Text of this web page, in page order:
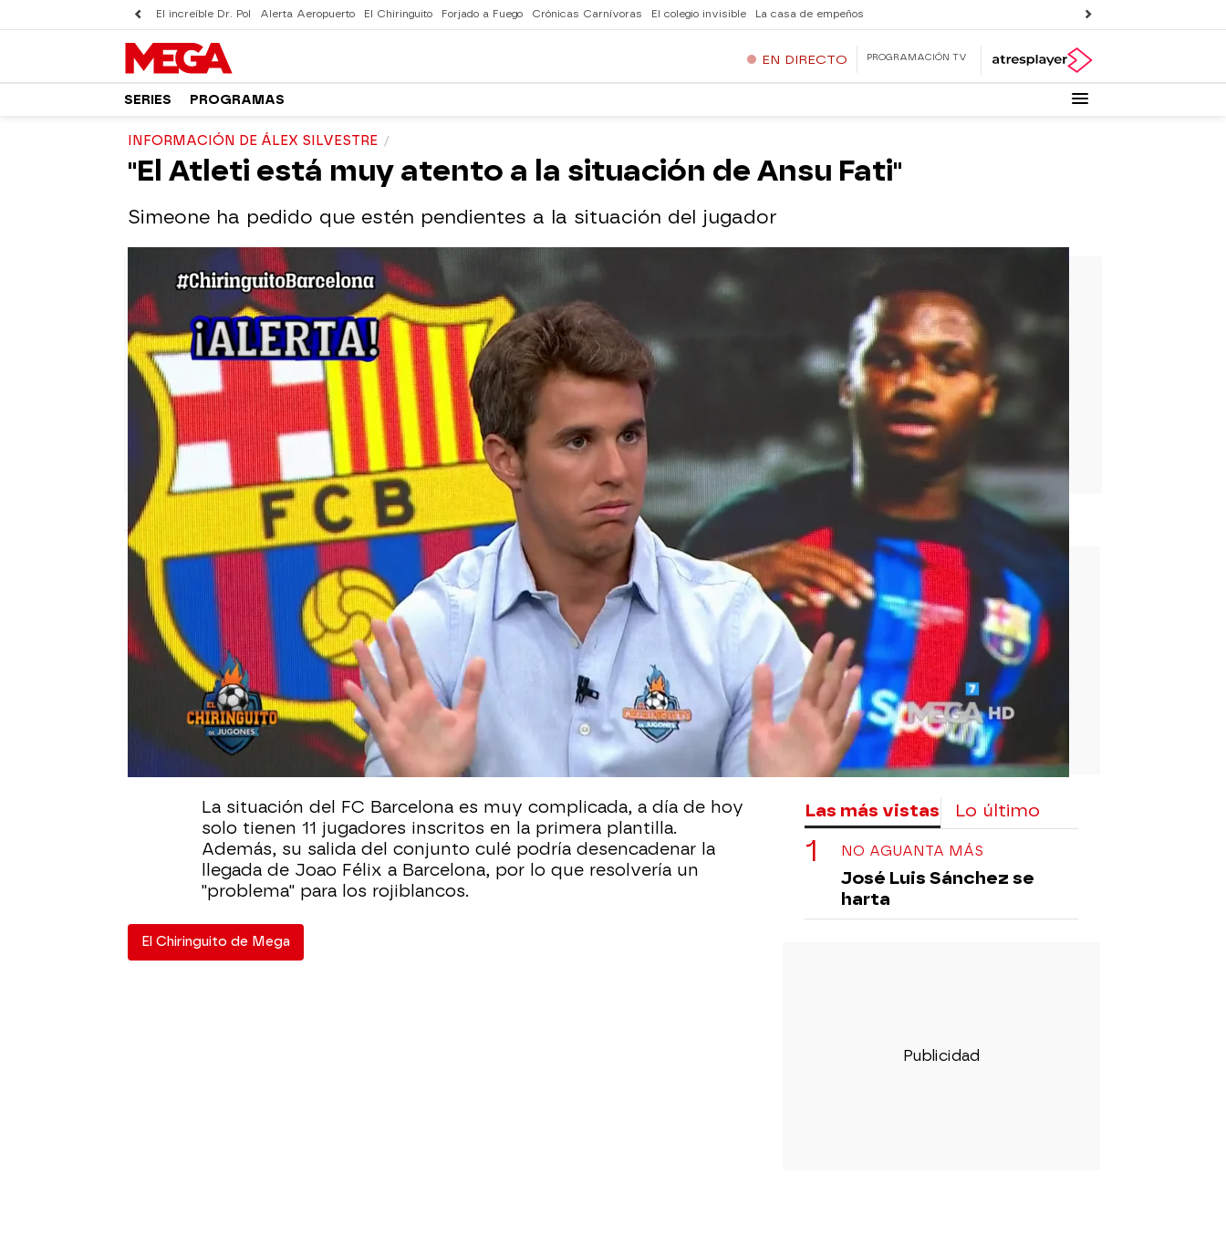
El increíble Dr. Pol Alerta Aeropuerto El Chiringuito Forjado a Fuego Crónicas Carnívoras El colegio invisible La casa de empeños
EN DIRECTO PROGRAMACIÓN TV
SERIES PROGRAMAS
INFORMACIÓN DE ÁLEX SILVESTRE
"El Atleti está muy atento a la situación de Ansu Fati"
Simeone ha pedido que estén pendientes a la situación del jugador
El Chiringuito
Publicado: 10 de agosto de 2023, 02:53
WhatsappFacebook
X Flipboard
Ansu Fati parece ser uno de los jugadores que pueden salir del
Barça para desbloquear las inscripciones de los nuevos
fichajes y los renovados. Álex Silvestre ha desvelado en 'El
Chiringuito' que el 'Cholo' Simeone ha pedido al Atlético
Madrid que estén muy pendientes de la situación del
internacional español. El propio Xavi abrió las puertas a su
salida porque dependen del Fair Play financiero.
La situación del FC Barcelona es muy complicada, a día de hoy
solo tienen 11 jugadores inscritos en la primera plantilla.
Además, su salida del conjunto culé podría desencadenar la
llegada de Joao Félix a Barcelona, por lo que resolvería un
"problema" para los rojiblancos.
El Chiringuito de Mega
Las más vistas Lo último
NO AGUANTA MÁS
José Luis Sánchez se
harta